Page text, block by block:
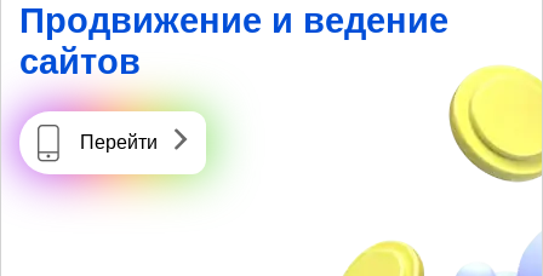
Продвижение и ведение
сайтов
Перейти